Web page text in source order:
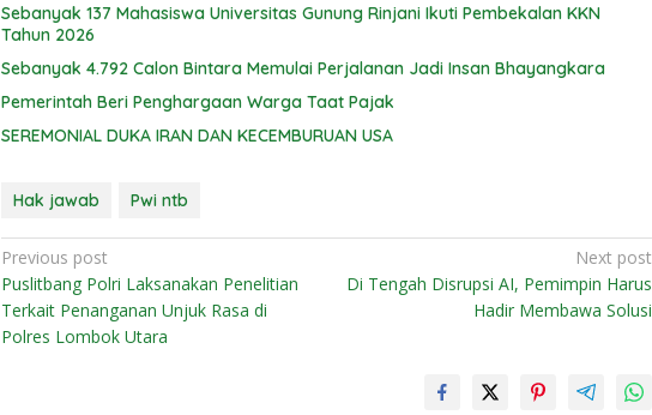
Sebanyak 137 Mahasiswa Universitas Gunung Rinjani Ikuti Pembekalan KKN
Tahun 2026
Sebanyak 4.792 Calon Bintara Memulai Perjalanan Jadi Insan Bhayangkara
Pemerintah Beri Penghargaan Warga Taat Pajak
SEREMONIAL DUKA IRAN DAN KECEMBURUAN USA
Hak jawab Pwi ntb
Navigasi
pos
Previous post
Puslitbang Polri Laksanakan Penelitian
Terkait Penanganan Unjuk Rasa di
Polres Lombok Utara
Next post
Di Tengah Disrupsi AI, Pemimpin Harus
Hadir Membawa Solusi